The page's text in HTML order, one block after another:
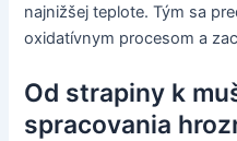
najnižšej teplote. Tým sa
oxidatívnym procesom a
Od strapiny k
spracovania